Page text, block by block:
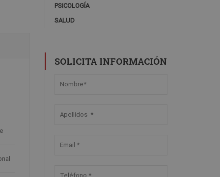
PSICOLOGÍA
SALUD
SOLICITA INFORMACIÓN